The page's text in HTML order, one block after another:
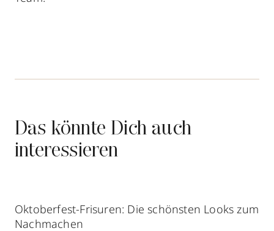
Das könnte Dich auch
interessieren
Oktoberfest-Frisuren: Die schönsten Looks zum
Nachmachen